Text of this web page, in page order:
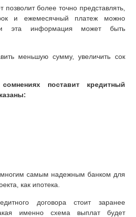
позволит более точно представлять,
и ежемесячный платеж можно
и эта информация может быть
меньшую сумму, увеличить сок
поставит кредитный
многим самым надежным банком для
как ипотека.
договора стоит заранее
именно схема выплат будет